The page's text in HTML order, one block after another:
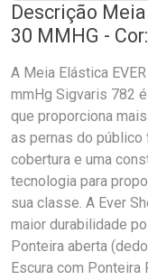
Descrição
30 MMHG -
A Meia Elástica
mmHg Sigvaris 782
que proporciona
as pernas do público
cobertura e uma
tecnologia para
sua classe. A Ever
maior durabilidade
Ponteira aberta
Escura com